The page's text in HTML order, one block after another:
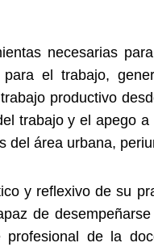
necesarias
el trabajo,
productivo
trabajo y el apego
del área urbana,
y reflexivo de su
de
de la